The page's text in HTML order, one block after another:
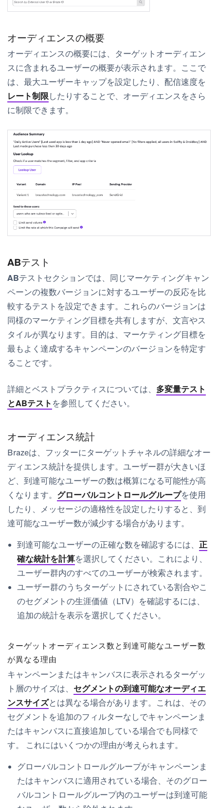
オーディエンスの概要
オーディエンスの概要には、ターゲットオーディエン
スに含まれるユーザーの概要が表示されます。ここで
は、最大ユーザーキャップを設定したり、配信速度を
レート制限したりすることで、オーディエンスをさら
に制限できます。
ABテスト
ABテスト セクションでは、同じマーケティングキャン
ペーンの複数バージョンに対するユーザーの反応を比
較するテストを設定できます。これらのバージョンは
同様のマーケティング目標を共有しますが、文言やス
タイルが異なります。目的は、マーケティング目標を
最もよく達成するキャンペーンのバージョンを特定す
ることです。
詳細とベストプラクティスについては、 多変量テスト
とABテスト を参照してください。
オーディエンス統計
Brazeは、フッターにターゲットチャネルの詳細なオー
ディエンス統計を提供します。ユーザー群が大きいほ
ど、 到達可能なユーザーの数は概算になる可能性が高
くなります。 グローバルコントロールグループを使用
したり、メッセージの適格性を設定したりすると、到
達可能なユーザー数が減少する場合があります。
到達可能なユーザーの正確な数を確認するには、 正
確な統計を計算を選択してください。これにより、
ユーザー群内のすべてのユーザーが検索されます。
ユーザー群のうちターゲットにされている割合やこ
のセグメントの生涯価値（LTV）を確認するには、
追加の統計を表示を選択してください。
ターゲットオーディエンス数と到達可能なユーザー数
が異なる理由
キャンペーンまたはキャンバスに表示されるターゲッ
ト層のサイズは、 セグメントの到達可能なオーディエ
ンスサイズとは異なる場合があります。これは、その
セグメントを追加のフィルターなしでキャンペーンま
たはキャンバスに直接追加している場合でも同様で
す。 これにはいくつかの理由が考えられます。
グローバルコントロールグループがキャンペーンま
たはキャンバスに適用されている場合、そのグロー
バルコントロールグループ内のユーザーは到達可能